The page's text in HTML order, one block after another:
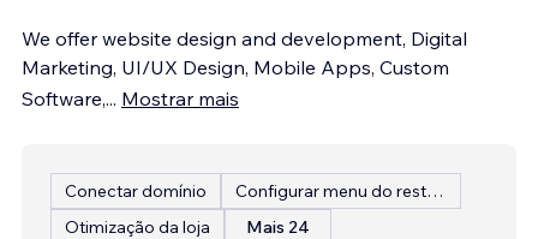
We offer website design and development, Digital
Marketing, UI/UX Design, Mobile Apps, Custom
Software,... Mostrar mais
Conectar domínio
Configurar menu do restaurante
Otimização da loja
Mais 24